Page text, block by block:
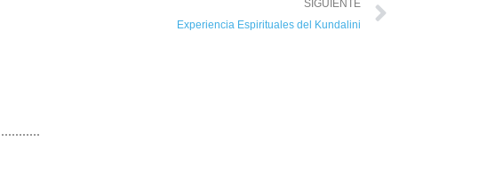
SIGUIENTE
Experiencia Espirituales del Kundalini